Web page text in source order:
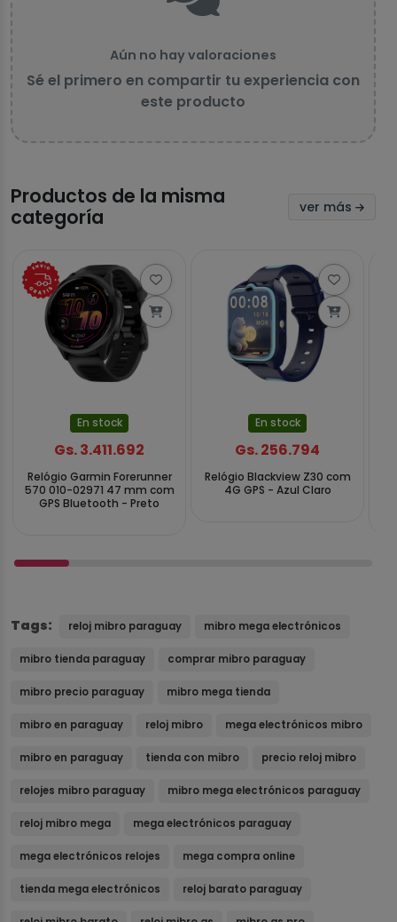
Aún no hay valoraciones
Sé el primero en compartir tu experiencia con
este producto
Productos de la misma
categoría
ver más
En stock
Gs. 3.411.692
Relógio Garmin Forerunner
570 010-02971 47 mm com
GPS Bluetooth - Preto
En stock
Gs. 256.794
Relógio Blackview Z30 com
4G GPS - Azul Claro
Tags: reloj mibro paraguay mibro mega electrónicos
mibro tienda paraguay comprar mibro paraguay
mibro precio paraguay mibro mega tienda
mibro en paraguay reloj mibro mega electrónicos mibro
mibro en paraguay tienda con mibro precio reloj mibro
relojes mibro paraguay mibro mega electrónicos paraguay
reloj mibro mega mega electrónicos paraguay
mega electrónicos relojes mega compra online
tienda mega electrónicos reloj barato paraguay